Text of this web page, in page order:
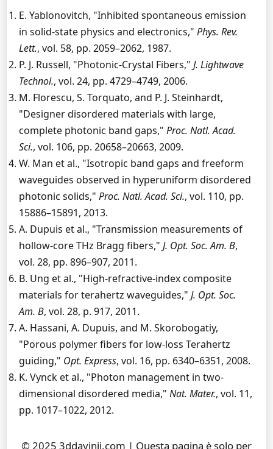
E. Yablonovitch, "Inhibited spontaneous emission
in solid-state physics and electronics," Phys. Rev.
Lett., vol. 58, pp. 2059–2062, 1987.
P. J. Russell, "Photonic-Crystal Fibers," J. Lightwave
Technol., vol. 24, pp. 4729–4749, 2006.
M. Florescu, S. Torquato, and P. J. Steinhardt,
"Designer disordered materials with large,
complete photonic band gaps," Proc. Natl. Acad.
Sci., vol. 106, pp. 20658–20663, 2009.
W. Man et al., "Isotropic band gaps and freeform
waveguides observed in hyperuniform disordered
photonic solids," Proc. Natl. Acad. Sci., vol. 110, pp.
15886–15891, 2013.
A. Dupuis et al., "Transmission measurements of
hollow-core THz Bragg fibers," J. Opt. Soc. Am. B,
vol. 28, pp. 896–907, 2011.
B. Ung et al., "High-refractive-index composite
materials for terahertz waveguides," J. Opt. Soc.
Am. B, vol. 28, p. 917, 2011.
A. Hassani, A. Dupuis, and M. Skorobogatiy,
"Porous polymer fibers for low-loss Terahertz
guiding," Opt. Express, vol. 16, pp. 6340–6351, 2008.
K. Vynck et al., "Photon management in two-
dimensional disordered media," Nat. Mater., vol. 11,
pp. 1017–1022, 2012.
© 2025 3ddayinji.com | Questa pagina è solo per